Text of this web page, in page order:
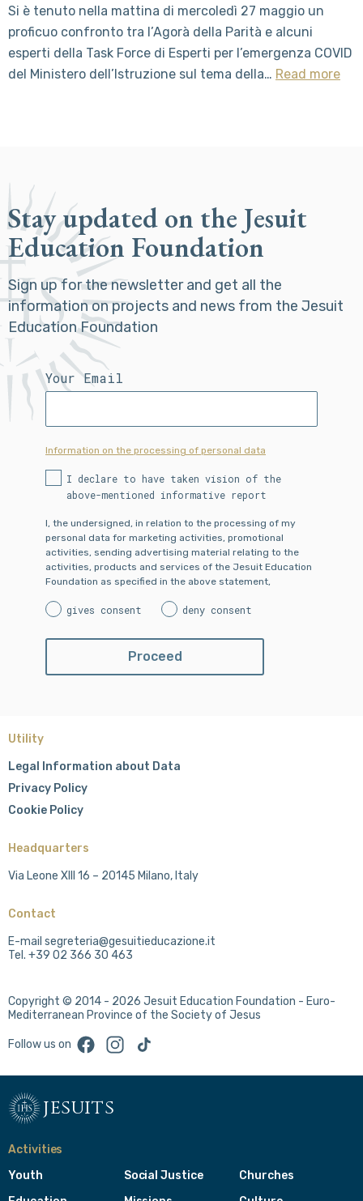
Si è tenuto nella mattina di mercoledì 27 maggio un
proficuo confronto tra l’Agorà della Parità e alcuni
esperti della Task Force di Esperti per l’emergenza COVID
del Ministero dell’Istruzione sul tema della… Read more
Stay updated on the Jesuit
Education Foundation
Sign up for the newsletter and get all the
information on projects and news from the Jesuit
Education Foundation
Your Email
Information on the processing of personal data
I declare to have taken vision of the
above-mentioned informative report
I, the undersigned, in relation to the processing of my
personal data for marketing activities, promotional
activities, sending advertising material relating to the
activities, products and services of the Jesuit Education
Foundation as specified in the above statement,
gives consent deny consent
Utility
Legal Information about Data
Privacy Policy
Cookie Policy
Headquarters
Via Leone XIII 16 – 20145 Milano, Italy
Contact
E-mail segreteria@gesuitieducazione.it
Tel. +39 02 366 30 463
Copyright © 2014 - 2026 Jesuit Education Foundation - Euro-
Mediterranean Province of the Society of Jesus
Follow us on FacebookInstagram
TikTok
jesuits
Activities
Youth
Social Justice
Churches